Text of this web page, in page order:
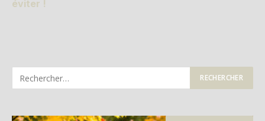
éviter !